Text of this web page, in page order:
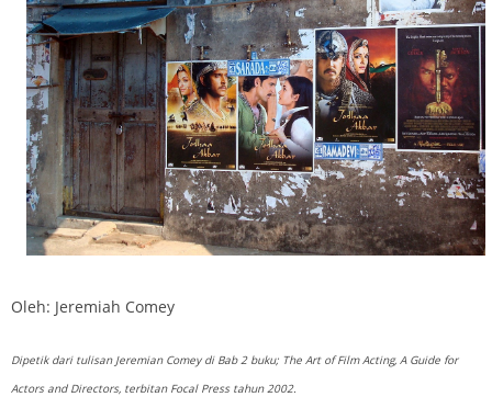
Oleh: Jeremiah Comey
Dipetik dari tulisan Jeremian Comey di Bab 2 buku; The Art of Film Acting, A Guide for
Actors and Directors, terbitan Focal Press tahun 2002.